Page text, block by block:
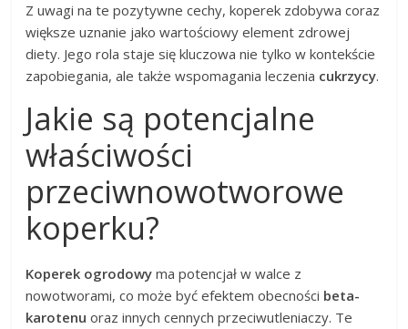
Z uwagi na te pozytywne cechy, koperek zdobywa coraz
większe uznanie jako wartościowy element zdrowej
diety. Jego rola staje się kluczowa nie tylko w kontekście
zapobiegania, ale także wspomagania leczenia cukrzycy.
Jakie są potencjalne
właściwości
przeciwnowotworowe
koperku?
Koperek ogrodowy ma potencjał w walce z
nowotworami, co może być efektem obecności beta-
karotenu oraz innych cennych przeciwutleniaczy. Te